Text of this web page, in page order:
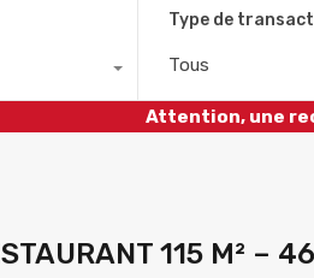
Type de
Tous
Attention, une
115 M² –